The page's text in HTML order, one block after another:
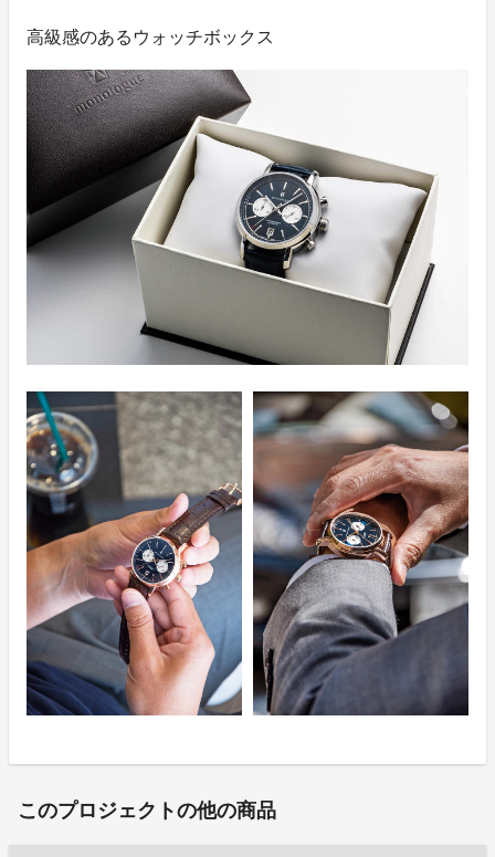
高級感のあるウォッチボックス
このプロジェクトの他の商品